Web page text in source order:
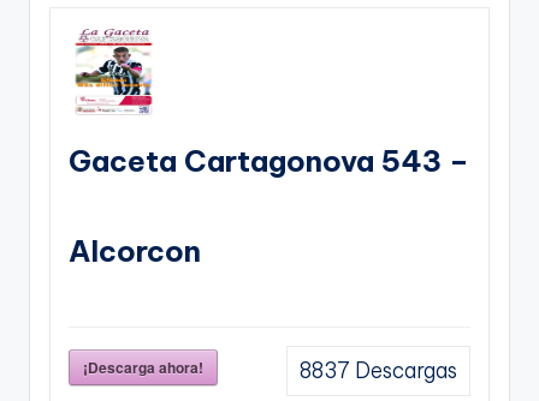
Gaceta Cartagonova 543 –
Alcorcon
¡Descarga ahora! 8837 Descargas